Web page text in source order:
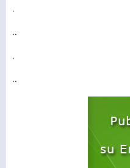
.
..
.
..